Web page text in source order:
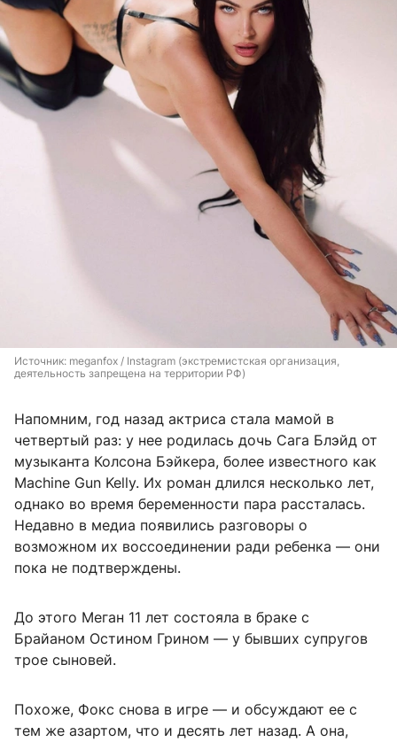
Источник: meganfox / Instagram (экстремистская организация,
деятельность запрещена на территории РФ)
Напомним, год назад актриса стала мамой в
четвертый раз: у нее родилась дочь Сага Блэйд от
музыканта Колсона Бэйкера, более известного как
Machine Gun Kelly. Их роман длился несколько лет,
однако во время беременности пара рассталась.
Недавно в медиа появились разговоры о
возможном их воссоединении ради ребенка — они
пока не подтверждены.
До этого Меган 11 лет состояла в браке с
Брайаном Остином Грином — у бывших супругов
трое сыновей.
Похоже, Фокс снова в игре — и обсуждают ее с
тем же азартом, что и десять лет назад. А она,